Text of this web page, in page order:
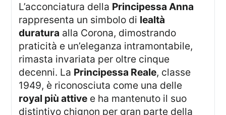
L’acconciatura della Principessa Anna
rappresenta un simbolo di lealtà
duratura alla Corona, dimostrando
praticità e un’eleganza intramontabile,
rimasta invariata per oltre cinque
decenni. La Principessa Reale, classe
1949, è riconosciuta come una delle
royal più attive e ha mantenuto il suo
distintivo chignon per gran parte della